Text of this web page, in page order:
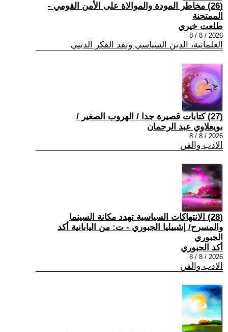
(26) مخاطر المودة والموالاة على الأمن القومي -
الممتحنة
طلعت خيري
2026 / 8 / 8
العلمانية، الدين السياسي ونقد الفكر الديني
(27) كتابات قصيرة جدا / الهروب الصغير /
بويعلاوي عبد الرحمان
2026 / 8 / 8
الادب والفن
(28) الانتهاكات السياسية تهدد مكانة السينما
والمسرح/ إشبيليا الجبوري - ت: من اليابانية أكد
الجبوري
أكد الجبوري
2026 / 8 / 8
الادب والفن